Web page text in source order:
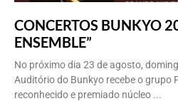
CONCERTOS BUNKYO
ENSEMBLE”
No próximo dia 23 de agosto,
Auditório do Bunkyo recebe o grupo
reconhecido e premiado núcleo